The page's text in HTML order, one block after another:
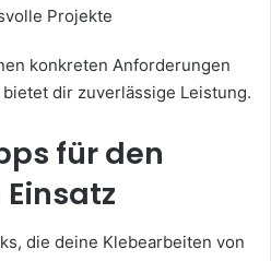
Projekte
konkreten Anforderungen
dir zuverlässige Leistung.
für den
die deine Klebearbeiten von